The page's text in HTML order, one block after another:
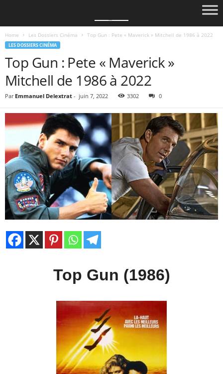
Home Les Dossiers Cinéma Top Gun : Pete « Maverick » Mitchell de 1986 à 2022
LES DOSSIERS CINÉMA
Top Gun : Pete « Maverick »
Mitchell de 1986 à 2022
Par Emmanuel Delextrat - juin 7, 2022 3302 0
Top Gun (1986)